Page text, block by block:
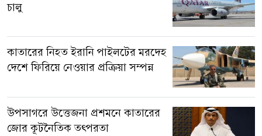
চালু
কাতারের নিহত ইরানি পাইলটের মরদেহ
দেশে ফিরিয়ে নেওয়ার প্রক্রিয়া সম্পন্ন
উপসাগরে উত্তেজনা প্রশমনে কাতারের
জোর কূটনৈতিক তৎপরতা